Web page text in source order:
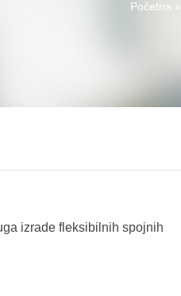
Početna »
izrade fleksibilnih spojnih